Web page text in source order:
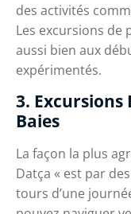
des activités
Les excursions de
aussi bien aux
expérimentés.
3. Excursions
Baies
La façon la plus
Datça « est par
tours d’une